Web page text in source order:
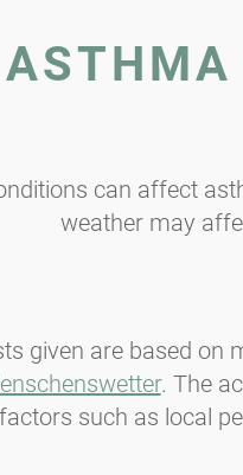
ASTHMA
can affect
weather may
given are based on
. The
such as local